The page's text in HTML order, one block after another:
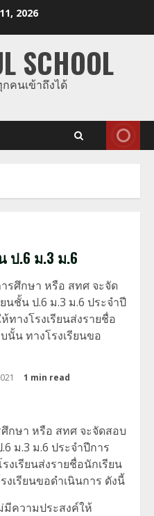
2026
SCHOOL
คนเข้าถึงได้
ป.6 ม.3 ม.6
รศึกษา หรือ สทศ จะจัด
นชั้น ป.6 ม.3 ม.6 ประจำปี
ทางโรงเรียนส่งรายชื่อ
นั้น ทางโรงเรียนขอ
1 min read
กษา หรือ สทศ จะจัดสอบ
ม.3 ม.6 ประจำปีการ
งเรียนส่งรายชื่อนักเรียน
เรียนขอดำเนินการ ดังนี้
มีความประสงค์ให้